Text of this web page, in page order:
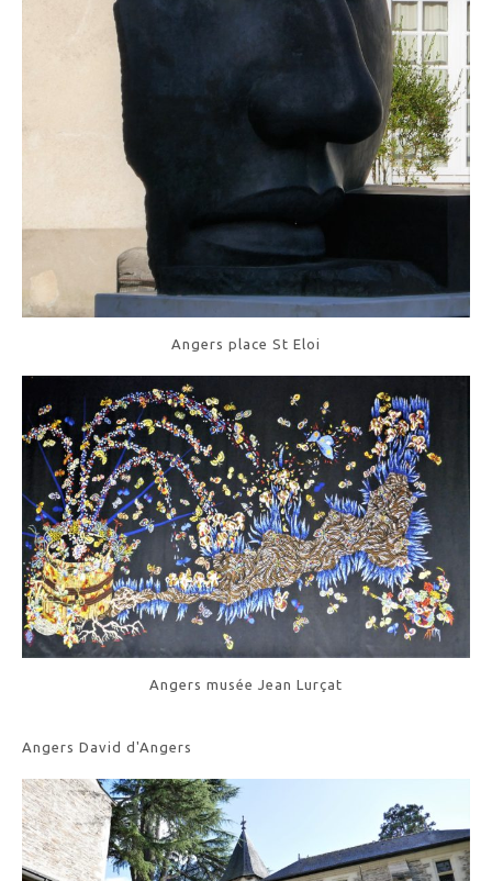
Angers place St Eloi
Angers musée Jean Lurçat
Angers David d'Angers